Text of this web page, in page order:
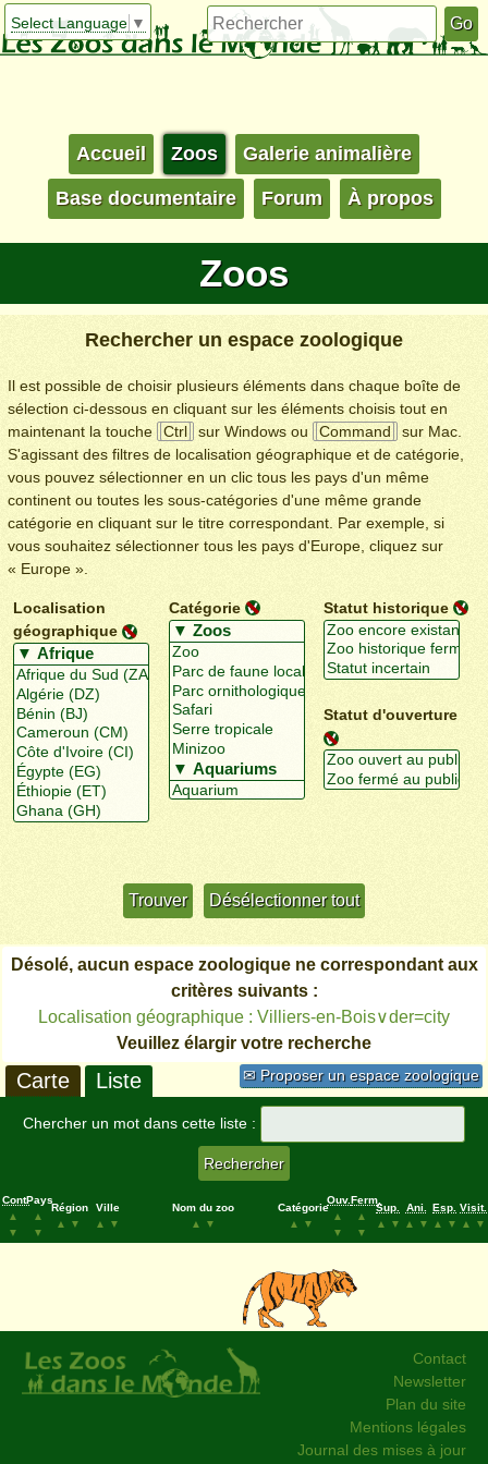
Select Language ▼
Accueil Zoos Galerie animalière
Base documentaire Forum À propos
Zoos
Rechercher un espace zoologique
Il est possible de choisir plusieurs éléments dans chaque boîte de
sélection ci-dessous en cliquant sur les éléments choisis tout en
maintenant la touche
Ctrl sur Windows ou Command
sur Mac.
S'agissant des filtres de localisation géographique et de catégorie,
vous pouvez sélectionner en un clic tous les pays d'un même
continent ou toutes les sous-catégories d'une même grande
catégorie en cliquant sur le titre correspondant. Par exemple, si
vous souhaitez sélectionner tous les pays d'Europe, cliquez sur
« Europe ».
Localisation
géographique
Catégorie Statut historique
Statut d'ouverture
Désolé, aucun espace zoologique ne correspondant aux
critères suivants :
Localisation géographique : Villiers-en-Bois∨der=city
Veuillez élargir votre recherche
✉ Proposer un espace zoologique
Carte Liste
Chercher un mot dans cette liste :
Cont.
▲
▼
Pays
▲
▼
Région
▲
▼
Ville
▲
▼
Nom du zoo
▲
▼
Catégorie
▲
▼
Ouv.
▲
▼
Ferm.
▲
▼
Sup.
▲
▼
Ani.
▲
▼
Esp.
▲
▼
Visit.
▲
▼
Contact
Newsletter
Plan du site
Mentions légales
Journal des mises à jour